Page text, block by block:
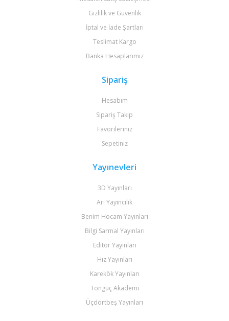
Gizlilik ve Güvenlik
İptal ve İade Şartları
Teslimat Kargo
Banka Hesaplarımız
Sipariş
Hesabım
Sipariş Takip
Favorileriniz
Sepetiniz
Yayınevleri
3D Yayınları
Arı Yayıncılık
Benim Hocam Yayınları
Bilgi Sarmal Yayınları
Editör Yayınları
Hız Yayınları
Karekök Yayınları
Tonguç Akademi
Üçdörtbeş Yayınları